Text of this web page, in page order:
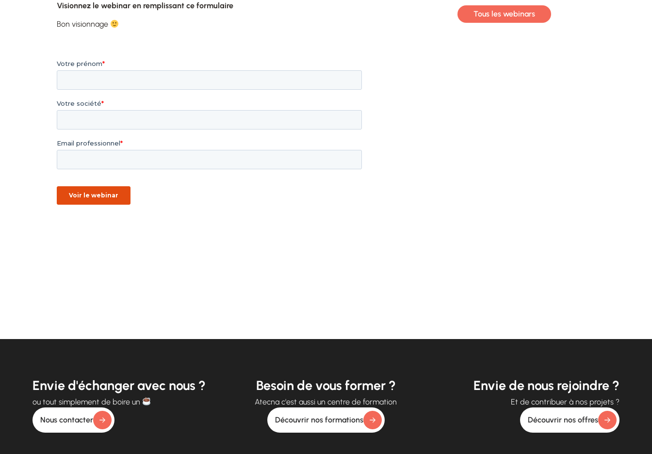
Visionnez le webinar en remplissant ce formulaire
Bon visionnage
Tous les webinars
Envie d'échanger avec nous ?
ou tout simplement de boire un
Nous contacter
Besoin de vous former ?
Atecna c'est aussi un centre de formation
Découvrir nos formations
Envie de nous rejoindre ?
Et de contribuer à nos projets ?
Découvrir nos offres